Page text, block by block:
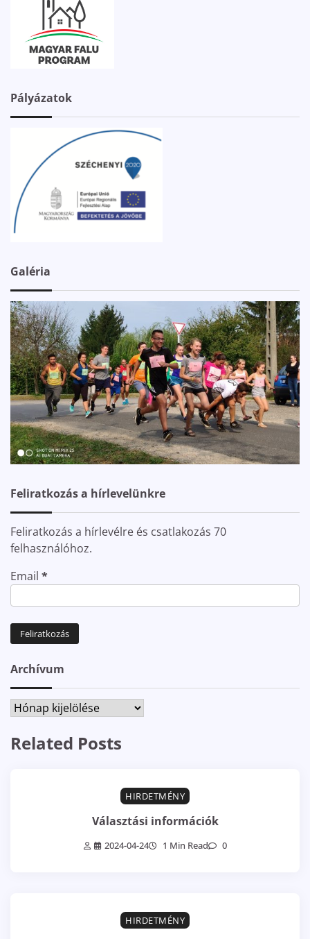
Pályázatok
Galéria
Feliratkozás a hírlevelünkre
Feliratkozás a hírlevélre és csatlakozás 70
felhasználóhoz.
Email *
Archívum
Archívum
Related Posts
HIRDETMÉNY
Választási információk
2024-04-24 1 Min Read 0
HIRDETMÉNY